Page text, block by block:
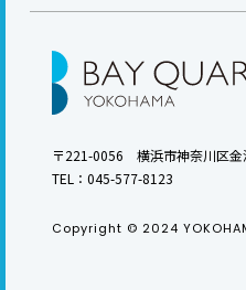
〒221-0056 横浜市神奈川区金
TEL： 045-577-8123
Copyright © 2024